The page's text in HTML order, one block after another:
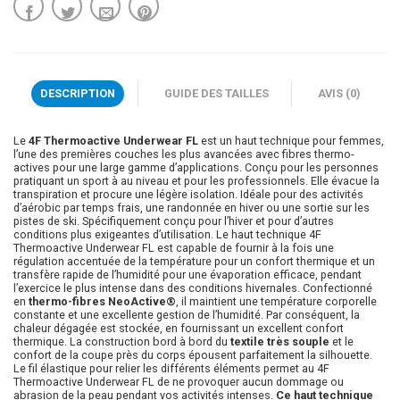
DESCRIPTION GUIDE DES TAILLES AVIS (0)
Le 4F Thermoactive Underwear FL est un haut technique pour femmes,
l’une des premières couches les plus avancées avec fibres thermo-
actives pour une large gamme d’applications. Conçu pour les personnes
pratiquant un sport à au niveau et pour les professionnels. Elle évacue la
transpiration et procure une légère isolation. Idéale pour des activités
d’aérobic par temps frais, une randonnée en hiver ou une sortie sur les
pistes de ski. Spécifiquement conçu pour l’hiver et pour d’autres
conditions plus exigeantes d’utilisation. Le haut technique 4F
Thermoactive Underwear FL est capable de fournir à la fois une
régulation accentuée de la température pour un confort thermique et un
transfère rapide de l’humidité pour une évaporation efficace, pendant
l’exercice le plus intense dans des conditions hivernales. Confectionné
en thermo-fibres NeoActive® , il maintient une température corporelle
constante et une excellente gestion de l’humidité. Par conséquent, la
chaleur dégagée est stockée, en fournissant un excellent confort
thermique. La construction bord à bord du textile très souple et le
confort de la coupe près du corps épousent parfaitement la silhouette.
Le fil élastique pour relier les différents éléments permet au 4F
Thermoactive Underwear FL de ne provoquer aucun dommage ou
abrasion de la peau pendant vos activités intenses. Ce haut technique